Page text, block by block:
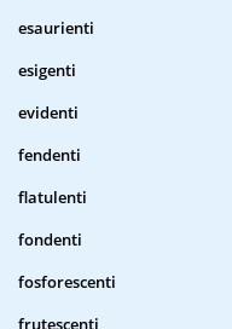
esaurienti
esigenti
evidenti
fendenti
flatulenti
fondenti
fosforescenti
frutescenti